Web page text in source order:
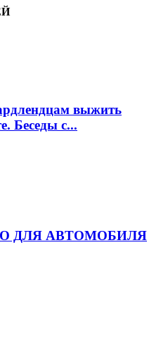
выжить
Беседы с...
ДЛЯ АВТОМОБИЛЯ